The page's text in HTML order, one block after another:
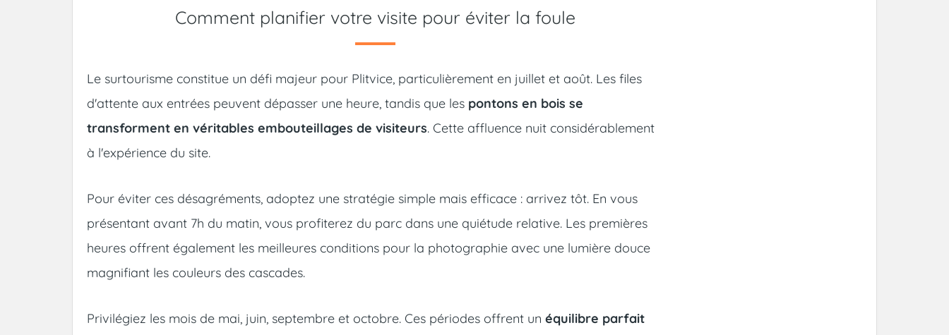
Comment planifier votre visite pour éviter la foule
Le surtourisme constitue un défi majeur pour Plitvice, particulièrement en juillet et août. Les files
d'attente aux entrées peuvent dépasser une heure, tandis que les pontons en bois se
transforment en véritables embouteillages de visiteurs. Cette affluence nuit considérablement
à l'expérience du site.
Pour éviter ces désagréments, adoptez une stratégie simple mais efficace : arrivez tôt. En vous
présentant avant 7h du matin, vous profiterez du parc dans une quiétude relative. Les premières
heures offrent également les meilleures conditions pour la photographie avec une lumière douce
magnifiant les couleurs des cascades.
Privilégiez les mois de mai, juin, septembre et octobre. Ces périodes offrent un équilibre parfait